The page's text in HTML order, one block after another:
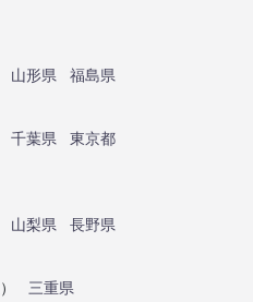
山形県
福島県
千葉県
東京都
山梨県
長野県
）
三重県